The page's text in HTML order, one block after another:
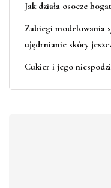
Jak działa osocze
Zabiegi modelowania
ujędrnianie skóry
Cukier i jego